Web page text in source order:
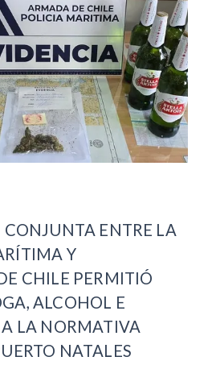
ENTRE LA
Y
CHILE PERMITIÓ
ALCOHOL E
LA NORMATIVA
NATALES